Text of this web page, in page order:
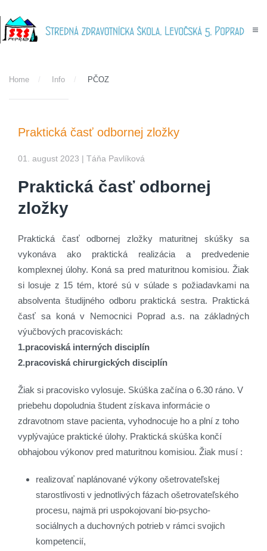
Skip to main content
Home Info PČOZ
Praktická časť odbornej zložky
01. august 2023 | Táňa Pavlíková
Praktická časť odbornej
zložky
Praktická časť odbornej zložky maturitnej skúšky sa
vykonáva ako praktická realizácia a predvedenie
komplexnej úlohy. Koná sa pred maturitnou komisiou. Žiak
si losuje z 15 tém, ktoré sú v súlade s požiadavkami na
absolventa študijného odboru praktická sestra. Praktická
časť sa koná v Nemocnici Poprad a.s. na základných
výučbových pracoviskách:
1.pracoviská interných disciplín
2.pracoviská chirurgických disciplín
Žiak si pracovisko vylosuje. Skúška začína o 6.30 ráno. V
priebehu dopoludnia študent získava informácie o
zdravotnom stave pacienta, vyhodnocuje ho a plní z toho
vyplývajúce praktické úlohy. Praktická skúška končí
obhajobou výkonov pred maturitnou komisiou. Žiak musí :
realizovať naplánované výkony ošetrovateľskej
starostlivosti v jednotlivých fázach ošetrovateľského
procesu, najmä pri uspokojovaní bio-psycho-
sociálnych a duchovných potrieb v rámci svojich
kompetencií,